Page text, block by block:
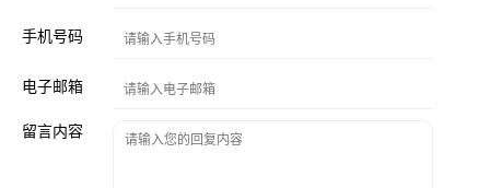
手机号码
电子邮箱
留言内容